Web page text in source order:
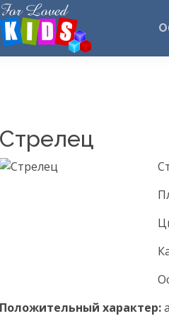
Стрелец
Положительный характер: